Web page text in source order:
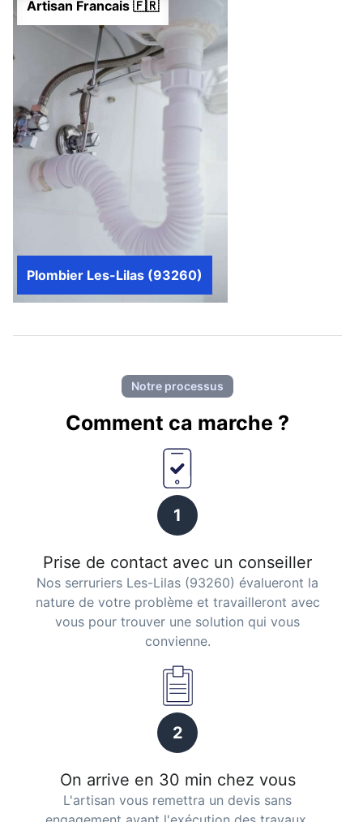
Artisan Francais 🇫🇷
Plombier Les-Lilas (93260)
Notre processus
Comment ca marche ?
1
Prise de contact avec un conseiller
Nos serruriers Les-Lilas (93260) évalueront la
nature de votre problème et travailleront avec
vous pour trouver une solution qui vous
convienne.
2
On arrive en 30 min chez vous
L'artisan vous remettra un devis sans